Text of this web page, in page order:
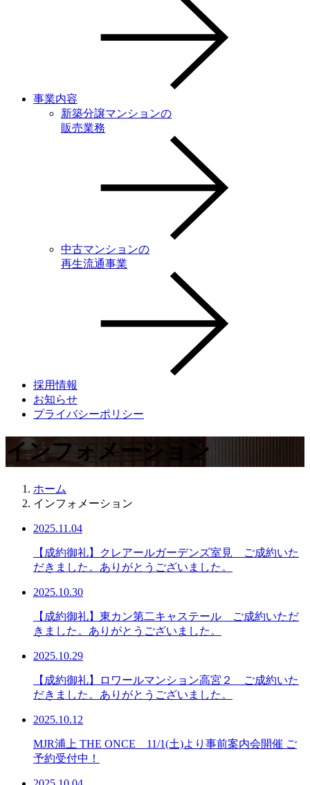
事業内容
新築分譲マンションの
販売業務
中古マンションの
再生流通事業
採用情報
お知らせ
プライバシーポリシー
インフォメーション
ホーム
インフォメーション
2025.11.04
【成約御礼】クレアールガーデンズ室見 ご成約いた
だきました。ありがとうございました。
2025.10.30
【成約御礼】東カン第二キャステール ご成約いただ
きました。ありがとうございました。
2025.10.29
【成約御礼】ロワールマンション高宮２ ご成約いた
だきました。ありがとうございました。
2025.10.12
MJR浦上 THE ONCE 11/1(土)より事前案内会開催 ご
予約受付中！